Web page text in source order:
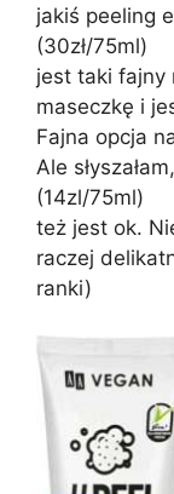
jakiś peeling
(30zł/75ml)
jest taki fajny
maseczkę i
Fajna opcja
Ale
(14zl/75ml)
też jest ok.
raczej
ranki)